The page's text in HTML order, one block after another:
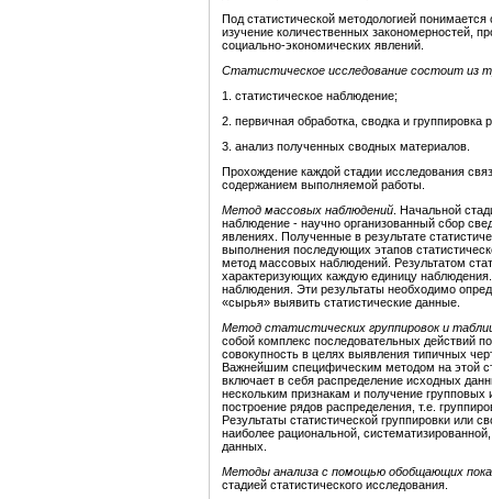
Под статистической методологией
изучение количественных закономерностей,
социально-экономических явлений.
Статистическое исследование состоит из
1. статистическое наблюдение;
2. первичная обработка, сводка и группировка
3. анализ полученных сводных материалов.
Прохождение каждой стадии исследования
содержанием выполняемой работы.
Метод массовых наблюдений . Начальной
наблюдение - научно организованный сбор
явлениях. Полученные в результате
выполнения последующих этапов
метод массовых наблюдений. Результатом
характеризующих каждую единицу
наблюдения. Эти результаты необходимо
«сырья» выявить статистические данные.
Метод статистических группировок и
собой комплекс последовательных действий
совокупность в целях выявления типичных
Важнейшим специфическим методом на этой
включает в себя распределение исходных
нескольким признакам и получение групповых
построение рядов распределения, т.е.
Результаты статистической группировки или
наиболее рациональной,
данных.
Методы анализа с помощью обобщающих
стадией статистического исследования.